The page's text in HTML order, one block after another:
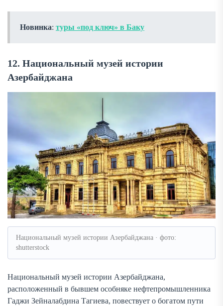
Новинка: туры «под ключ» в Баку
12. Национальный музей истории
Азербайджана
Национальный музей истории Азербайджана · фото:
shutterstock
Национальный музей истории Азербайджана,
расположенный в бывшем особняке нефтепромышленника
Гаджи Зейналабдина Тагиева, повествует о богатом пути